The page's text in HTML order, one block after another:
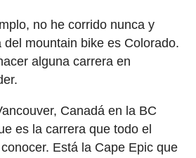
no he corrido nunca y
del mountain bike es Colorado.
alguna carrera en
Canadá en la BC
es la carrera que todo el
Está la Cape Epic que